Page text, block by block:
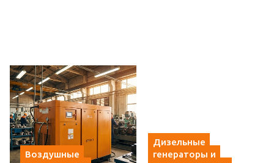
Воздушные
Дизельные
генераторы и